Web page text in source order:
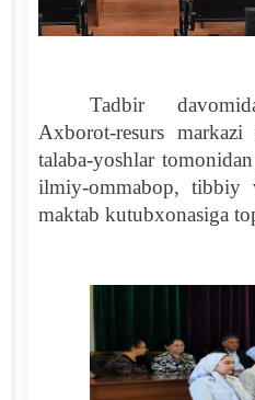
Tadbir
Axborot-resurs
talaba-yoshlar
ilmiy-ommabop, tibbiy
maktab kutubxonasiga